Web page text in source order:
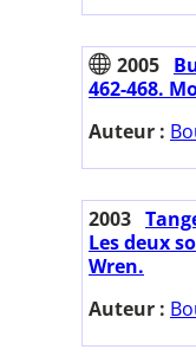
2005
462-468.
Auteur :
2003
Les deux
Wren.
Auteur :